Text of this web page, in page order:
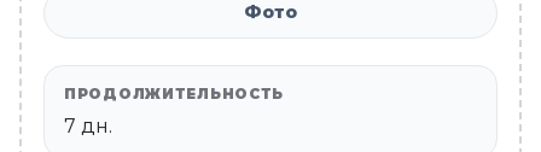
Фото
ПРОДОЛЖИТЕЛЬНОСТЬ
7 дн.